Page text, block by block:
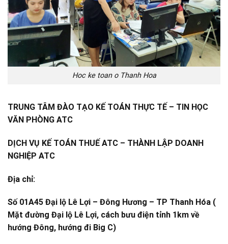
Hoc ke toan o Thanh Hoa
TRUNG TÂM ĐÀO TẠO KẾ TOÁN THỰC TẾ – TIN HỌC
VĂN PHÒNG ATC
DỊCH VỤ KẾ TOÁN THUẾ ATC – THÀNH LẬP DOANH
NGHIỆP ATC
Địa chỉ:
Số 01A45 Đại lộ Lê Lợi – Đông Hương – TP Thanh Hóa (
Mặt đường Đại lộ Lê Lợi, cách bưu điện tỉnh 1km về
hướng Đông, hướng đi Big C)